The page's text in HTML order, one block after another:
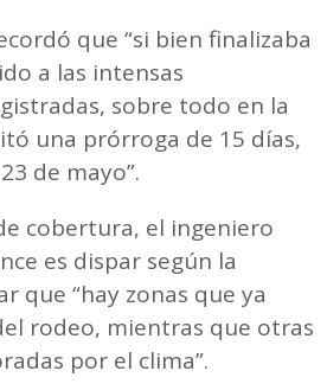
que “si bien finalizaba
a las intensas
sobre todo en la
una prórroga de 15 días,
de mayo”.
cobertura, el ingeniero
es dispar según la
que “hay zonas que ya
rodeo, mientras que otras
por el clima”.